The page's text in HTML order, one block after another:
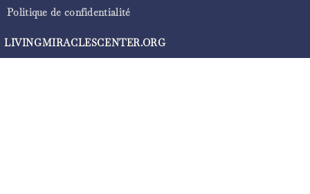
Politique de confidentialité
LIVINGMIRACLESCENTER.ORG